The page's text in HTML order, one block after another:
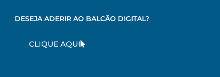
DESEJA ADERIR AO BALCÃO DIGITAL?
CLIQUE AQUI